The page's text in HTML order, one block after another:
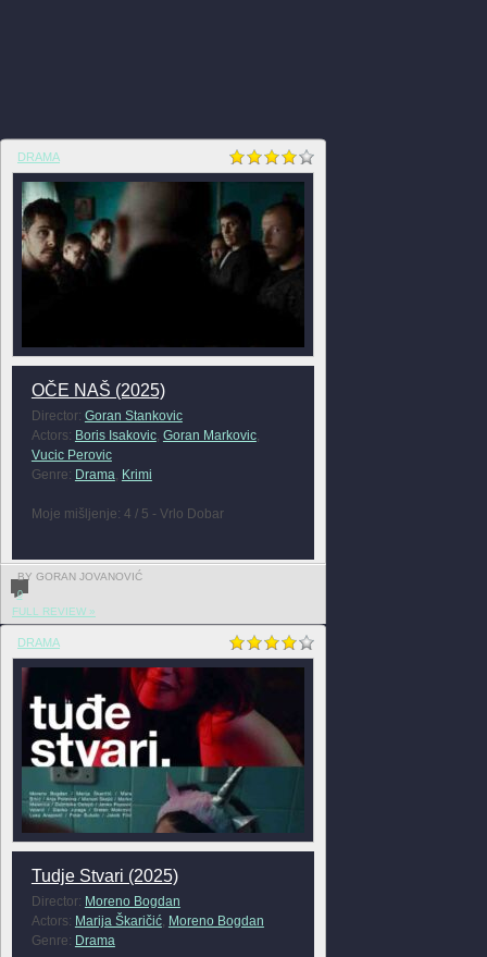
DRAMA
OČE NAŠ (2025)
Director: Goran Stankovic
Actors: Boris Isakovic, Goran Markovic,
Vucic Perovic
Genre: Drama, Krimi
Moje mišljenje: 4 / 5 - Vrlo Dobar
BY GORAN JOVANOVIĆ
0
FULL REVIEW »
DRAMA
Tudje Stvari (2025)
Director: Moreno Bogdan
Actors: Marija Škaričić, Moreno Bogdan
Genre: Drama